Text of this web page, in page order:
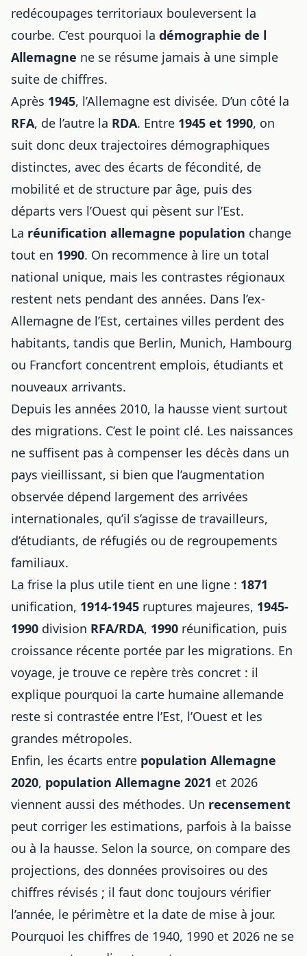
redécoupages territoriaux bouleversent la
courbe. C’est pourquoi la démographie de l
Allemagne ne se résume jamais à une simple
suite de chiffres.
Après 1945, l’Allemagne est divisée. D’un côté la
RFA, de l’autre la RDA. Entre 1945 et 1990, on
suit donc deux trajectoires démographiques
distinctes, avec des écarts de fécondité, de
mobilité et de structure par âge, puis des
départs vers l’Ouest qui pèsent sur l’Est.
La réunification allemagne population change
tout en 1990. On recommence à lire un total
national unique, mais les contrastes régionaux
restent nets pendant des années. Dans l’ex-
Allemagne de l’Est, certaines villes perdent des
habitants, tandis que Berlin, Munich, Hambourg
ou Francfort concentrent emplois, étudiants et
nouveaux arrivants.
Depuis les années 2010, la hausse vient surtout
des migrations. C’est le point clé. Les naissances
ne suffisent pas à compenser les décès dans un
pays vieillissant, si bien que l’augmentation
observée dépend largement des arrivées
internationales, qu’il s’agisse de travailleurs,
d’étudiants, de réfugiés ou de regroupements
familiaux.
La frise la plus utile tient en une ligne : 1871
unification, 1914-1945 ruptures majeures, 1945-
1990 division RFA/RDA, 1990 réunification, puis
croissance récente portée par les migrations. En
voyage, je trouve ce repère très concret : il
explique pourquoi la carte humaine allemande
reste si contrastée entre l’Est, l’Ouest et les
grandes métropoles.
Enfin, les écarts entre population Allemagne
2020, population Allemagne 2021 et 2026
viennent aussi des méthodes. Un recensement
peut corriger les estimations, parfois à la baisse
ou à la hausse. Selon la source, on compare des
projections, des données provisoires ou des
chiffres révisés ; il faut donc toujours vérifier
l’année, le périmètre et la date de mise à jour.
Pourquoi les chiffres de 1940, 1990 et 2026 ne se